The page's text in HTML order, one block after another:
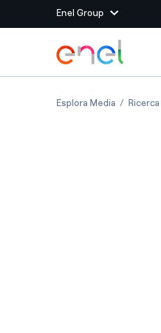
Enel Group
Siti del Gruppo
Enel Green Power
Vai al contenuto
Esplora Media